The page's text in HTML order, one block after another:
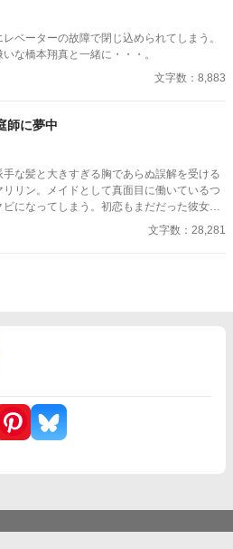
ベーターの故障で閉じ込められてしまう。
な橋本翔真と一緒に・・・。
文字数：8,883
師に夢中
手な髪と大きすぎる胸であらぬ誤解を受ける
リン。メイドとして真面目に働いているつ
ビになってしまう。初恋もまだだった彼女が
もらえたお屋敷にいたのは、大きくて無口
。彼のことが気になる彼女は、、、、
文字数：28,281